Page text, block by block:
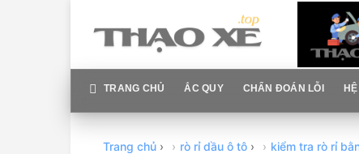
content
TRANG CHỦ ẮC QUY CHẨN ĐOÁN LỖI
Trang chủ › rò rỉ dầu ô tô › kiểm tra rò rỉ